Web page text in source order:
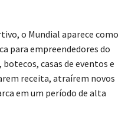
o Mundial aparece como
para empreendedores do
casas de eventos e
receita, atraírem novos
em um período de alta